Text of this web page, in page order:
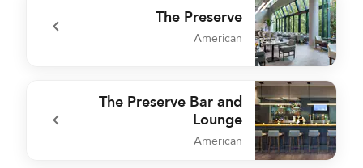
The Preserve
American
undefined The Preserve
The Preserve Bar and
Lounge
American